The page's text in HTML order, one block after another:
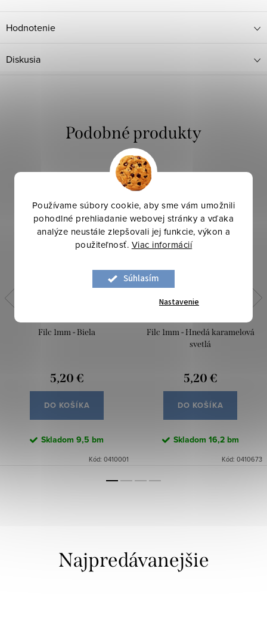
Používame súbory cookie, aby sme vám umožnili
pohodlné prehliadanie webovej stránky a vďaka
analýze neustále zlepšovali jej funkcie, výkon a
použiteľnosť. Viac informácií
Súhlasím
Nastavenie
Hodnotenie
Diskusia
Filc 1mm - Biela
5,20 €
DO KOŠÍKA
Skladom 9,5 bm
Kód: 0410001
Filc 1mm - Hnedá karamelová
svetlá
5,20 €
DO KOŠÍKA
Skladom 16,2 bm
Kód: 0410673
Najpredávanejšie